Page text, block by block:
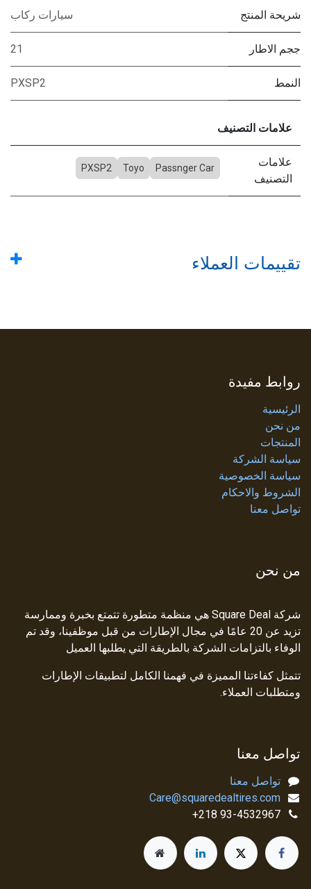
شريحة المنتج سيارات ركاب
ججم الاطار 21
النمط PXSP2
علامات التصنيف
علامات
التصنيف
Passnger Car
Toyo
PXSP2
تقييمات العملاء
روابط مفيدة
الرئيسية
من نحن
المنتجات
سياسة الشركة
سياسة الخصوصية
الشروط والاحكام
تواصل معنا
من نحن
شركة Square Deal هي منظمة متطورة تتمتع بخبرة وممارسة
تزيد عن 20 عامًا في مجال الإطارات من قبل موظفينا، وقد تم
الوفاء بالتزامات الشركة بالطريقة التي يطلبها العميل
تتمثل كفاءتنا المميزة في فهمنا الكامل لتطبيقات الإطارات
ومتطلبات العملاء.
تواصل معنا
تواصل معنا
Care@squaredealtires.com
93-4532967 218+